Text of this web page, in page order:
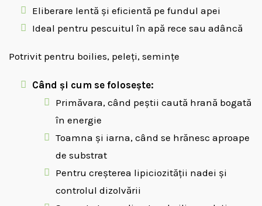
Eliberare lentă și eficientă pe fundul apei
Ideal pentru pescuitul în apă rece sau adâncă
Potrivit pentru boilies, peleți, semințe
Când și cum se folosește:
Primăvara, când peștii caută hrană bogată
în energie
Toamna și iarna, când se hrănesc aproape
de substrat
Pentru creșterea lipiciozității nadei și
controlul dizolvării